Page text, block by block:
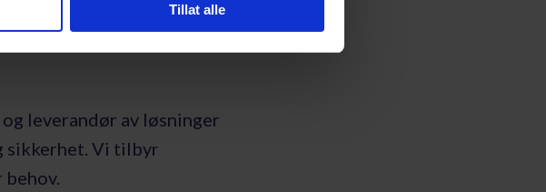
Tillat alle
leverandør av løsninger
sikkerhet. Vi tilbyr